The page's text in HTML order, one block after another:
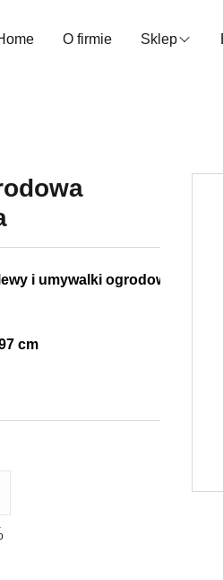
O firmie Sklep
i umywalki ogrodowe
cm